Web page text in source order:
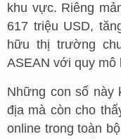
khu vực. Riêng
617 triệu USD,
hữu thị trường
ASEAN với quy mô
Những con số này
địa mà còn cho
online trong toàn